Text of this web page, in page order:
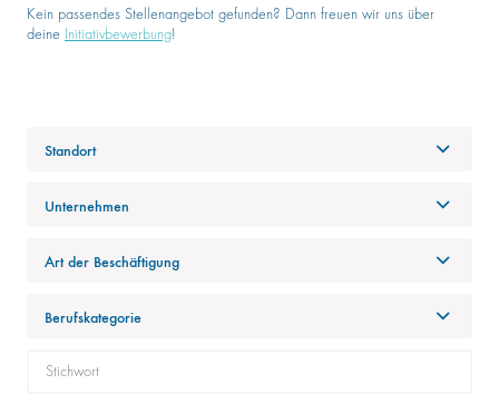
Kein passendes Stellenangebot gefunden? Dann freuen wir uns über
deine
Initiativbewerbung!
Standort
Unternehmen
Art der Beschäftigung
Berufskategorie